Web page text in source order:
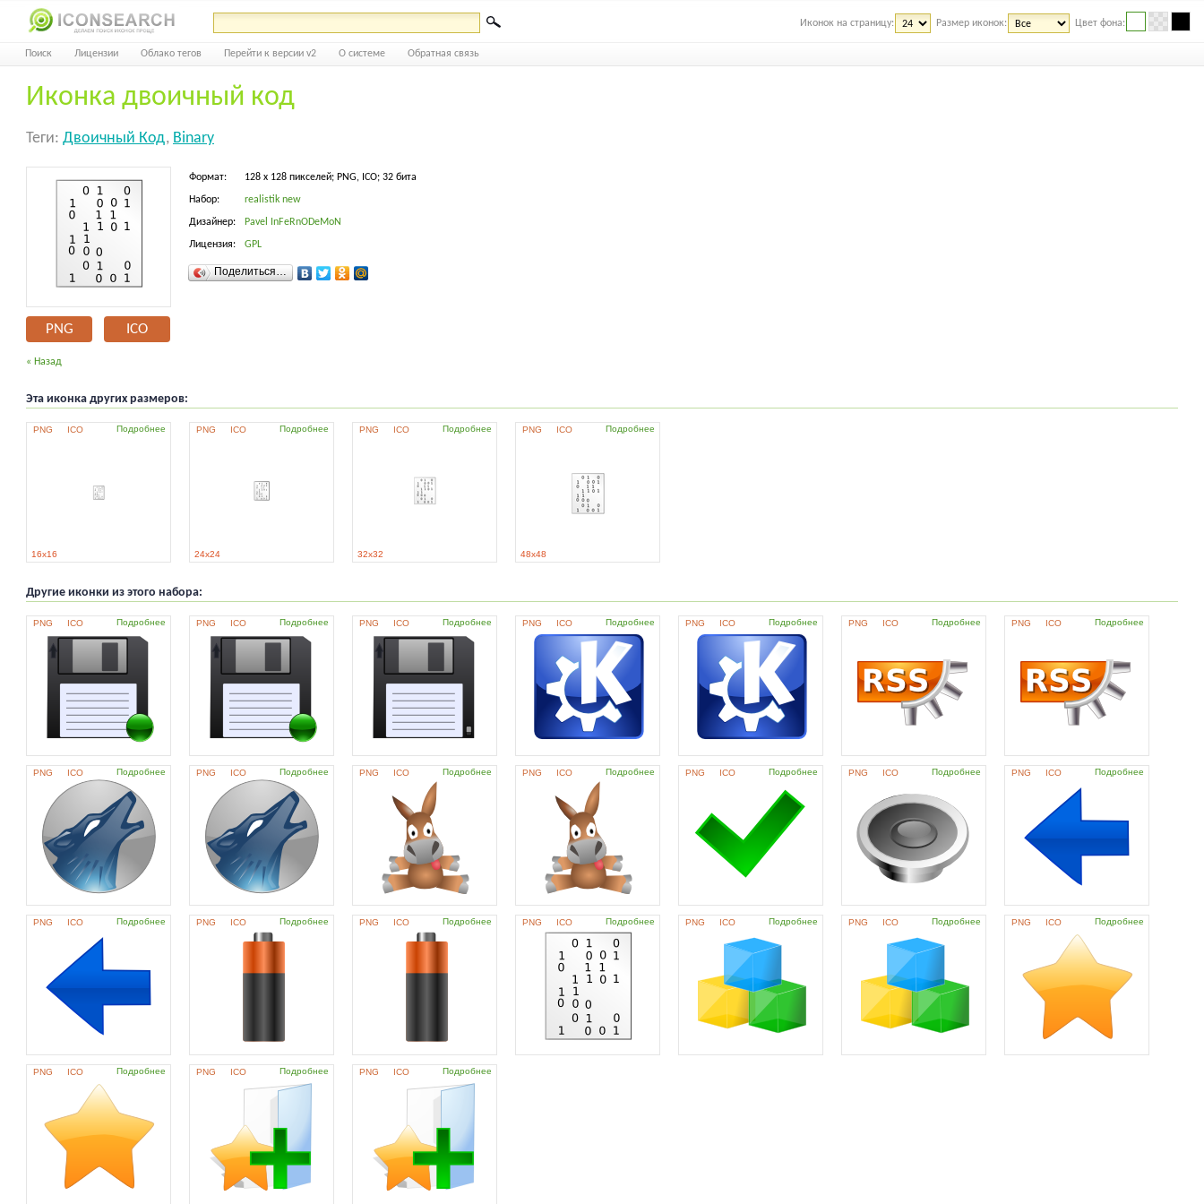
Иконок на страницу: Размер иконок: Цвет фона:
Поиск Лицензии Облако тегов Перейти к версии v2 О системе Обратная связь
Иконка двоичный код
Теги: Двоичный Код, Binary
PNG ICO
Формат: 128 x 128 пикселей; PNG, ICO; 32 бита
Набор: realistik new
Дизайнер: Pavel InFeRnODeMoN
Лицензия: GPL
Поделиться…
« Назад
Эта иконка других размеров:
PNG ICO Подробнее
16x16
PNG ICO Подробнее
24x24
PNG ICO Подробнее
32x32
PNG ICO Подробнее
48x48
Другие иконки из этого набора:
PNG ICO Подробнее PNG ICO Подробнее PNG ICO Подробнее PNG ICO Подробнее PNG ICO Подробнее PNG ICO Подробнее PNG ICO Подробнее
PNG ICO Подробнее PNG ICO Подробнее PNG ICO Подробнее PNG ICO Подробнее PNG ICO Подробнее PNG ICO Подробнее PNG ICO Подробнее
PNG ICO Подробнее PNG ICO Подробнее PNG ICO Подробнее PNG ICO Подробнее PNG ICO Подробнее PNG ICO Подробнее PNG ICO Подробнее
PNG ICO Подробнее PNG ICO Подробнее PNG ICO Подробнее